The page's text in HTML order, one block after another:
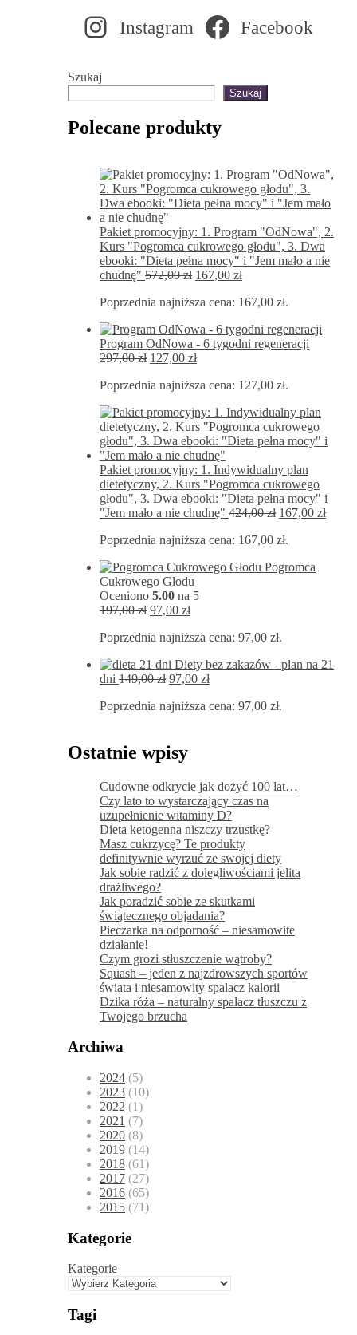
Instagram Facebook
Szukaj
Szukaj
Polecane produkty
Pakiet promocyjny: 1. Program "OdNowa", 2.
Kurs "Pogromca cukrowego głodu", 3. Dwa
ebooki: "Dieta pełna mocy" i "Jem mało a nie
chudnę" 572,00zł Pierwotna
wynosiła:
167,00 złAktualna
wynosi:
Poprzednia najniższa cena: 167,00 zł.
Program OdNowa - 6 tygodni regeneracji
297,00zł Pierwotna
wynosiła:
127,00 złAktualna
wynosi:
Poprzednia najniższa cena: 127,00 zł.
Pakiet promocyjny: 1. Indywidualny plan
dietetyczny, 2. Kurs "Pogromca cukrowego
głodu", 3. Dwa ebooki: "Dieta pełna mocy" i
"Jem mało a nie chudnę" 424,00zł Pierwotna
wynosiła:
167,00 zł
Poprzednia najniższa cena: 167,00 zł.
Pogromca
Cukrowego Głodu
Oceniono 5.00 na 5
197,00zł Pierwotna
wynosiła:
97,00 złAktualna
wynosi:
Poprzednia najniższa cena: 97,00 zł.
Diety bez zakazów - plan na 21
dni 149,00zł Pierwotna
wynosiła:
97,00 złAktualna
wynosi:
Poprzednia najniższa cena: 97,00 zł.
Ostatnie wpisy
Cudowne odkrycie jak dożyć 100 lat…
Czy lato to wystarczający czas na
uzupełnienie witaminy D?
Dieta ketogenna niszczy trzustkę?
Masz cukrzycę? Te produkty
definitywnie wyrzuć ze swojej diety
Jak sobie radzić z dolegliwościami jelita
drażliwego?
Jak poradzić sobie ze skutkami
świątecznego objadania?
Pieczarka na odporność – niesamowite
działanie!
Czym grozi stłuszczenie wątroby?
Squash – jeden z najzdrowszych sportów
świata i niesamowity spalacz kalorii
Dzika róża – naturalny spalacz tłuszczu z
Twojego brzucha
Archiwa
2024 (5)
2023 (10)
2022 (1)
2021 (7)
2020 (8)
2019 (14)
2018 (61)
2017 (27)
2016 (65)
2015 (71)
Kategorie
Kategorie
Tagi